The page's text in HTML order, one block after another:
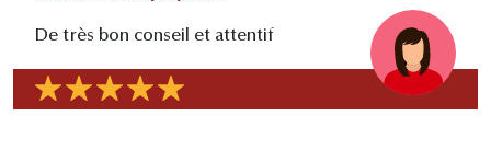
De très bon conseil et attentif